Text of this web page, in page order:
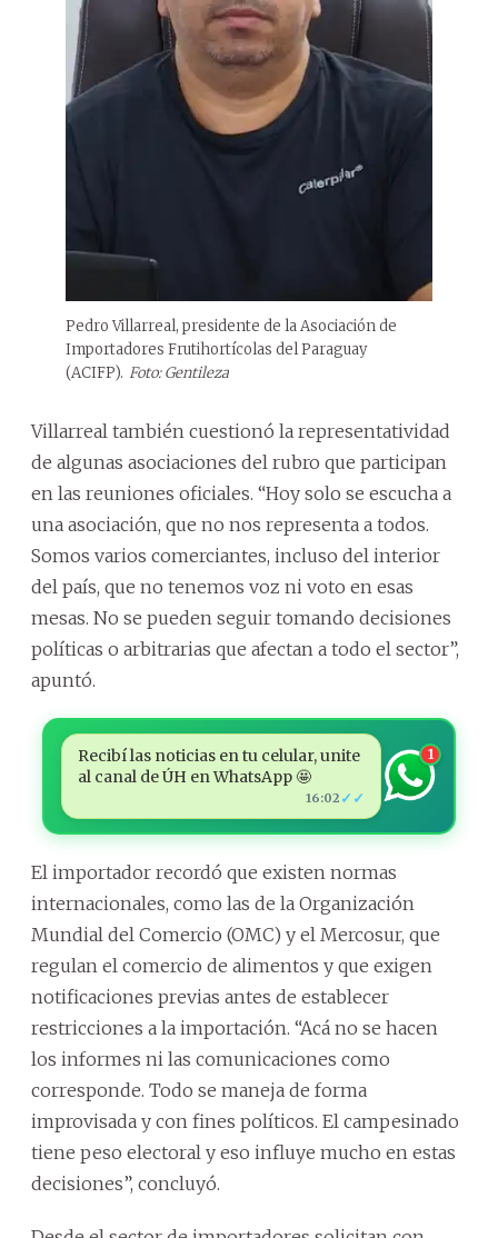
Pedro Villarreal, presidente de la Asociación de
Importadores Frutihortícolas del Paraguay
(ACIFP). Foto: Gentileza
Villarreal también cuestionó la representatividad
de algunas asociaciones del rubro que participan
en las reuniones oficiales. “Hoy solo se escucha a
una asociación, que no nos representa a todos.
Somos varios comerciantes, incluso del interior
del país, que no tenemos voz ni voto en esas
mesas. No se pueden seguir tomando decisiones
políticas o arbitrarias que afectan a todo el sector”,
apuntó.
Recibí las noticias en tu celular, unite
al canal de ÚH en WhatsApp 🤩
16:02 ✓✓
1
El importador recordó que existen normas
internacionales, como las de la Organización
Mundial del Comercio (OMC) y el Mercosur, que
regulan el comercio de alimentos y que exigen
notificaciones previas antes de establecer
restricciones a la importación. “Acá no se hacen
los informes ni las comunicaciones como
corresponde. Todo se maneja de forma
improvisada y con fines políticos. El campesinado
tiene peso electoral y eso influye mucho en estas
decisiones”, concluyó.